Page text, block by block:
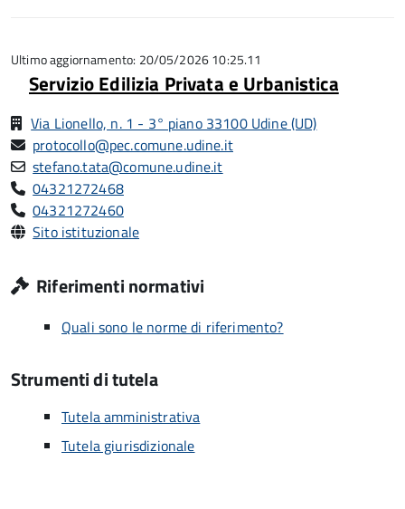
5
Ultimo aggiornamento: 20/05/2026 10:25.11
Servizio Edilizia Privata e Urbanistica
Via Lionello, n. 1 - 3° piano 33100 Udine (UD)
protocollo@pec.comune.udine.it
stefano.tata@comune.udine.it
04321272468
04321272460
Sito istituzionale
Riferimenti normativi
Quali sono le norme di riferimento?
Strumenti di tutela
Tutela amministrativa
Tutela giurisdizionale